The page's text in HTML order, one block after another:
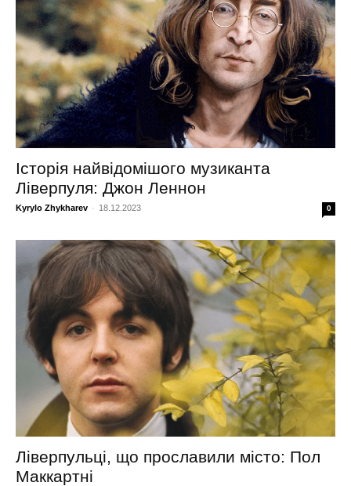
Історія найвідомішого музиканта
Ліверпуля: Джон Леннон
Kyrylo Zhykharev - 18.12.2023 0
Ліверпульці, що прославили місто: Пол
Маккартні